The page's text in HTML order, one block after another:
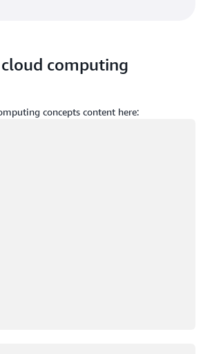
computing
concepts content here: